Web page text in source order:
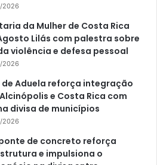
2026
da Mulher de Costa Rica
Lilás com palestra sobre
violência e defesa pessoal
2026
de Aduela reforça integração
e Costa Rica com
divisa de municípios
2026
de concreto reforça
e impulsiona o